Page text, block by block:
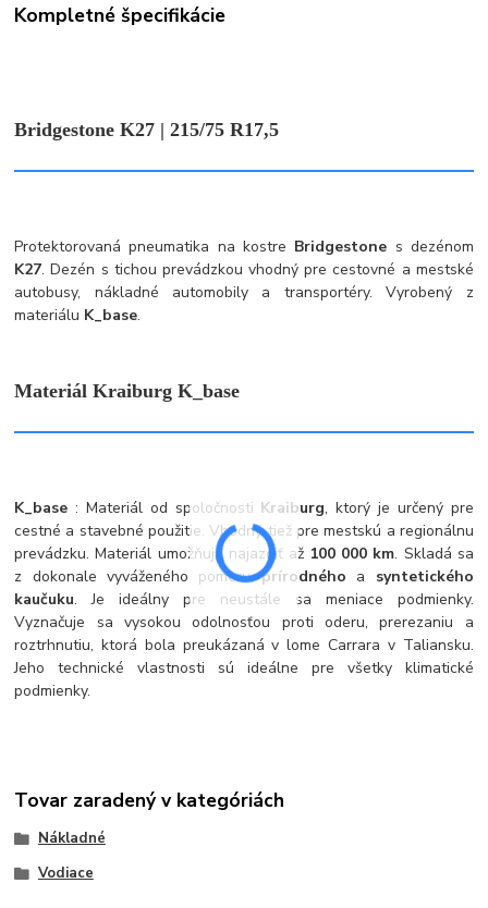
Kompletné špecifikácie
Bridgestone K27 | 215/75 R17,5
Protektorovaná pneumatika na kostre Bridgestone s dezénom
K27. Dezén s tichou prevádzkou vhodný pre cestovné a mestské
autobusy, nákladné automobily a transportéry. Vyrobený z
materiálu K_base.
Materiál Kraiburg K_base
K_base : Materiál od spoločnosti Kraiburg, ktorý je určený pre
cestné a stavebné použitie. Vhodný tiež pre mestskú a regionálnu
prevádzku. Materiál umožňuje najazdiť až 100 000 km. Skladá sa
z dokonale vyváženého pomeruprírodného a syntetického
kaučuku. Je ideálny pre neustále sa meniace podmienky.
Vyznačuje sa vysokou odolnosťou proti oderu, prerezaniu a
roztrhnutiu, ktorá bola preukázaná v lome Carrara v Taliansku.
Jeho technické vlastnosti sú ideálne pre všetky klimatické
podmienky.
Tovar zaradený v kategóriách
Nákladné
Vodiace